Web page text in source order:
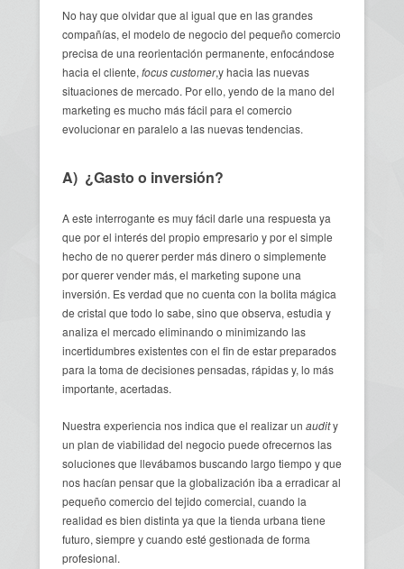
No hay que olvidar que al igual que en las grandes
compañías, el modelo de negocio del pequeño comercio
precisa de una reorientación permanente, enfocándose
hacia el cliente, focus customer,y hacia las nuevas
situaciones de mercado. Por ello, yendo de la mano del
marketing es mucho más fácil para el comercio
evolucionar en paralelo a las nuevas tendencias.
A) ¿Gasto o inversión?
A este interrogante es muy fácil darle una respuesta ya
que por el interés del propio empresario y por el simple
hecho de no querer perder más dinero o simplemente
por querer vender más, el marketing supone una
inversión. Es verdad que no cuenta con la bolita mágica
de cristal que todo lo sabe, sino que observa, estudia y
analiza el mercado eliminando o minimizando las
incertidumbres existentes con el fin de estar preparados
para la toma de decisiones pensadas, rápidas y, lo más
importante, acertadas.
Nuestra experiencia nos indica que el realizar un audity
un plan de viabilidad del negocio puede ofrecernos las
soluciones que llevábamos buscando largo tiempo y que
nos hacían pensar que la globalización iba a erradicar al
pequeño comercio del tejido comercial, cuando la
realidad es bien distinta ya que la tienda urbana tiene
futuro, siempre y cuando esté gestionada de forma
profesional.